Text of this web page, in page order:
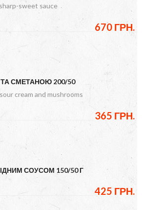
sweet sauce
670 ГРН.
СМЕТАНОЮ 200/50
cream and mushrooms
365 ГРН.
СОУСОМ 150/50 Г
425 ГРН.